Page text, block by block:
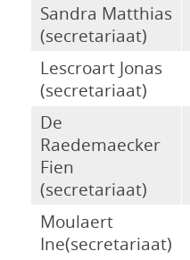
Sandra Matthias
(secretariaat)
Lescroart Jonas
(secretariaat)
De
Raedemaecker
Fien
(secretariaat)
Moulaert
Ine(secretariaat)